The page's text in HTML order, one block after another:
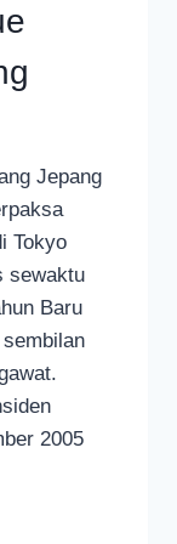
Jepang
Tokyo
sewaktu
Baru
2005